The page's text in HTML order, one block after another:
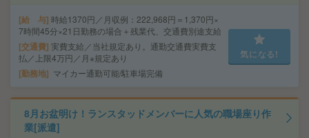
給 与 時給1370円／月収例：222,968円＝1,370円×
7時間45分×21日勤務の場合＋残業代、交通費別途支給
交通費 実費支給／当社規定あり。通勤交通費実費支
払／上限4万円／月※規定あり
勤務地 マイカー通勤可能/駐車場完備
気になる!
8月お盆明け！ランスタッドメンバーに人気の職場座り作
業[派遣]